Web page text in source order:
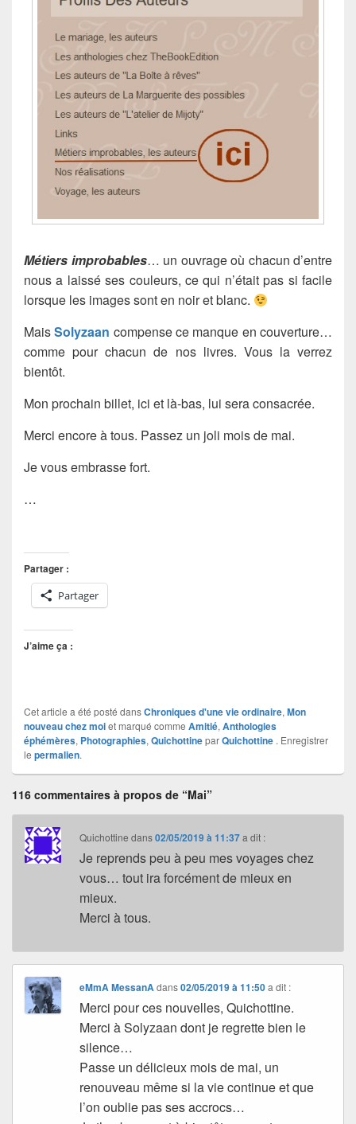
Métiers improbables… un ouvrage où chacun d’entre
nous a laissé ses couleurs, ce qui n’était pas si facile
lorsque les images sont en noir et blanc.
MaisSolyzaan compense ce manque en couverture…
comme pour chacun de nos livres. Vous la verrez
bientôt.
Mon prochain billet, ici et là-bas, lui sera consacrée.
Merci encore à tous. Passez un joli mois de mai.
Je vous embrasse fort.
…
Partager :
Partager
J’aime ça :
Cet article a été posté dansChroniques d'une vie ordinaire, Mon
nouveau chez moiet marqué comme Amitié, Anthologies
éphémères, Photographies, QuichottineparQuichottine . Enregistrer
le permalien.
116 commentaires à propos de “Mai”
Quichottine dans02/05/2019 à 11:37 a dit :
Je reprends peu à peu mes voyages chez
vous… tout ira forcément de mieux en
mieux.
Merci à tous.
eMmA MessanAdans02/05/2019 à 11:50 a dit :
Merci pour ces nouvelles, Quichottine.
Merci à Solyzaan dont je regrette bien le
silence…
Passe un délicieux mois de mai, un
renouveau même si la vie continue et que
l’on oublie pas ses accrocs…